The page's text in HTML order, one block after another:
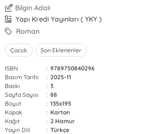
Bilgin Adalı
Yapı Kredi Yayınları ( YKY )
Roman
Çocuk Son Eklenenler
ISBN : 9789750840296
Basım Tarihi
: 2025-11
Baskı
: 3
Sayfa Sayısı
: 88
Boyut
: 135x195
Kapak
: Karton
Kağıt
: 2.Hamur
Yayın Dili
: Türkçe